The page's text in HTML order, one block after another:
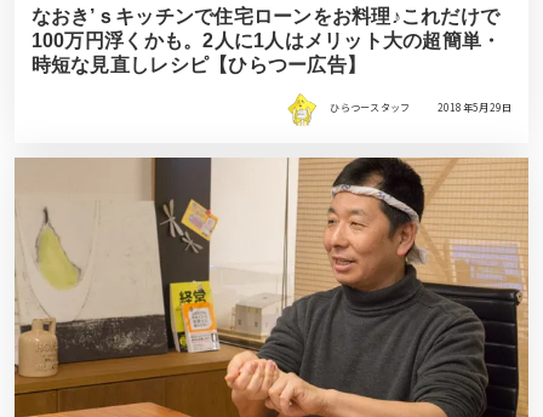
なおき’ｓキッチンで住宅ローンをお料理♪これだけで
100万円浮くかも。2人に1人はメリット大の超簡単・
時短な見直しレシピ【ひらつー広告】
ひらつースタッフ 2018年5月29日